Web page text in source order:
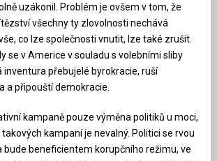
uzákonil. Problém je ovšem v tom, že
všechny ty zlovolnosti nechává
co lze společnosti vnutit, lze také zrušit.
se v Americe v souladu s volebními sliby
inventura přebujelé byrokracie, ruší
a připouští demokracie.
kampaně pouze výměna politiků u moci,
kampaní je nevalný. Politici se rvou
bude beneficientem korupčního režimu, ve